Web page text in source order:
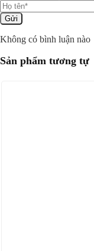
Gửi
Không có bình luận nào
Sản phẩm tương tự